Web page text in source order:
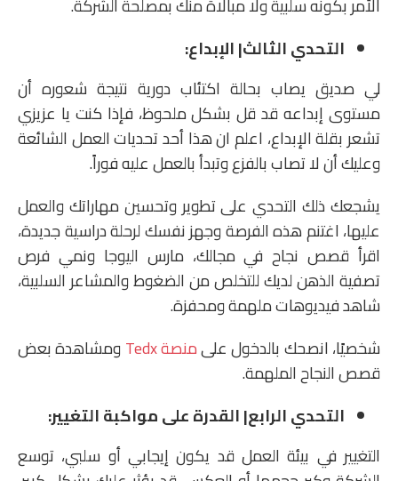
التحدي الثالث| الإبداع:
لي صديق يصاب بحالة اكتئاب دورية نتيجة شعوره أن
مستوى إبداعه قد قل بشكل ملحوظ، فإذا كنت يا عزيزي
تشعر بقلة الإبداع، اعلم ان هذا أحد تحديات العمل الشائعة
وعليك أن لا تصاب بالفزع وتبدأ بالعمل عليه فوراً.
يشجعك ذلك التحدي على تطوير وتحسين مهاراتك والعمل
عليها، اغتنم هذه الفرصة وجهز نفسك لرحلة دراسية جديدة،
اقرأ قصص نجاح في مجالك، مارس اليوجا ونمي فرص
تصفية الذهن لديك للتخلص من الضغوط والمشاعر السلبية،
شاهد فيديوهات ملهمة ومحفزة.
شخصيًا، انصحك بالدخول علىمنصة Tedx
ومشاهدة بعض
قصص النجاح الملهمة.
التحدي الرابع| القدرة على مواكبة التغيير:
التغيير في بيئة العمل قد يكون إيجابي أو سلبي، توسع